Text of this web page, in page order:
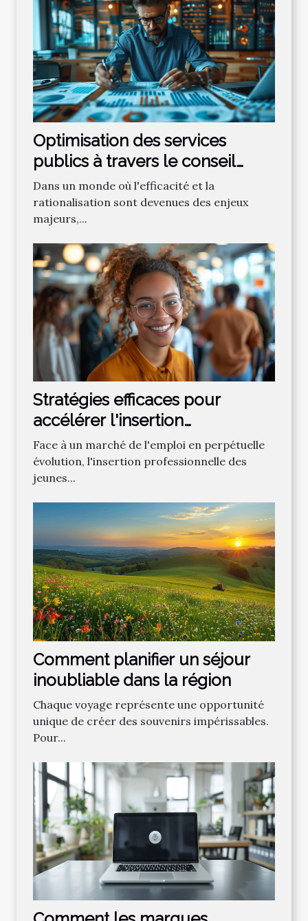
Optimisation des services
publics à travers le conseil
spécialisé en gestion
Dans un monde où l'efficacité et la
rationalisation sont devenues des enjeux
majeurs,...
Stratégies efficaces pour
accélérer l'insertion
professionnelle des jeunes
Face à un marché de l'emploi en perpétuelle
évolution, l'insertion professionnelle des
jeunes...
Comment planifier un séjour
inoubliable dans la région
Chaque voyage représente une opportunité
unique de créer des souvenirs impérissables.
Pour...